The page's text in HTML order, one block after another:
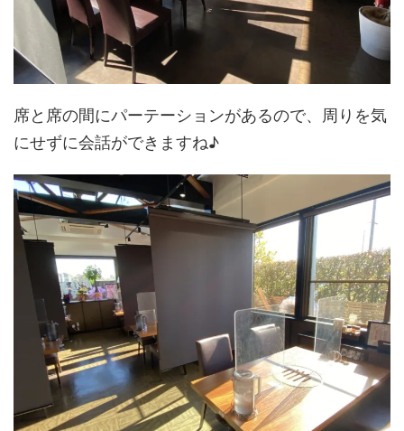
席と席の間にパーテーションがあるので、周りを気
にせずに会話ができますね♪